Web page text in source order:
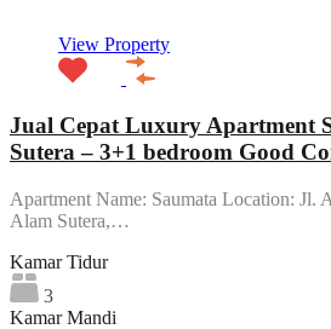
View Property
Jual Cepat Luxury Apartment
Sutera – 3+1 bedroom Good
Apartment Name: Saumata Location: Jl.
Alam Sutera,…
Kamar Tidur
3
Kamar Mandi